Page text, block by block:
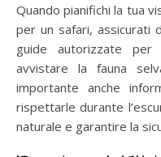
Quando pianifichi la tua
per un safari, assicurati
guide autorizzate per
avvistare la fauna
importante anche
rispettarle durante
naturale e garantire la